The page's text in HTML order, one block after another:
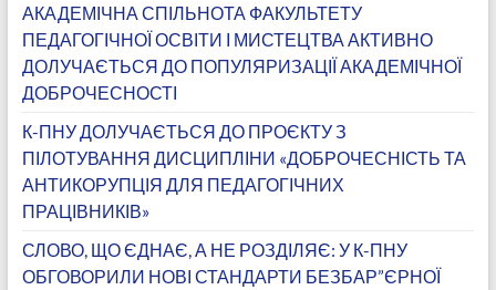
АКАДЕМІЧНА СПІЛЬНОТА ФАКУЛЬТЕТУ
ПЕДАГОГІЧНОЇ ОСВІТИ І МИСТЕЦТВА АКТИВНО
ДОЛУЧАЄТЬСЯ ДО ПОПУЛЯРИЗАЦІЇ АКАДЕМІЧНОЇ
ДОБРОЧЕСНОСТІ
К-ПНУ ДОЛУЧАЄТЬСЯ ДО ПРОЄКТУ З
ПІЛОТУВАННЯ ДИСЦИПЛІНИ «ДОБРОЧЕСНІСТЬ ТА
АНТИКОРУПЦІЯ ДЛЯ ПЕДАГОГІЧНИХ
ПРАЦІВНИКІВ»
СЛОВО, ЩО ЄДНАЄ, А НЕ РОЗДІЛЯЄ: У К-ПНУ
ОБГОВОРИЛИ НОВІ СТАНДАРТИ БЕЗБАР”ЄРНОЇ